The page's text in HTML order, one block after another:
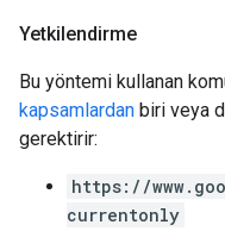
Yetkilendirme
Bu yöntemi kullanan
kapsamlardan biri veya
gerektirir:
https://
currentonly